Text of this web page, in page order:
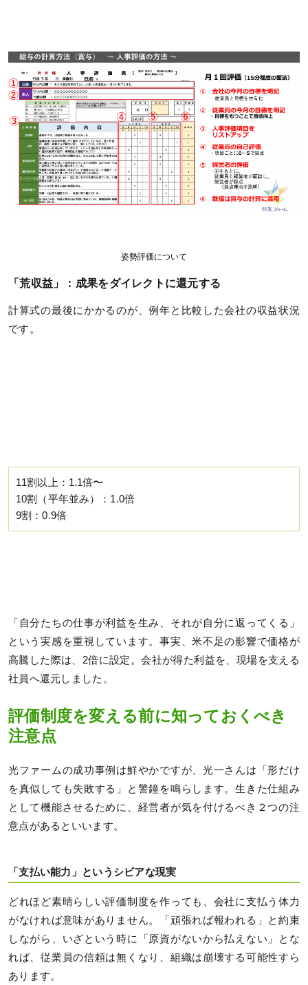
姿勢評価について
「荒収益」：成果をダイレクトに還元する
計算式の最後にかかるのが、例年と比較した会社の収益状況
です。
11割以上：1.1倍〜
10割（平年並み）：1.0倍
9割：0.9倍
「自分たちの仕事が利益を生み、それが自分に返ってくる」
という実感を重視しています。事実、米不足の影響で価格が
高騰した際は、2倍に設定。会社が得た利益を、現場を支える
社員へ還元しました。
評価制度を変える前に知っておくべき
注意点
光ファームの成功事例は鮮やかですが、光一さんは「形だけ
を真似しても失敗する」と警鐘を鳴らします。生きた仕組み
として機能させるために、経営者が気を付けるべき２つの注
意点があるといいます。
「支払い能力」というシビアな現実
どれほど素晴らしい評価制度を作っても、会社に支払う体力
がなければ意味がありません。「頑張れば報われる」と約束
しながら、いざという時に「原資がないから払えない」とな
れば、従業員の信頼は無くなり、組織は崩壊する可能性すら
あります。